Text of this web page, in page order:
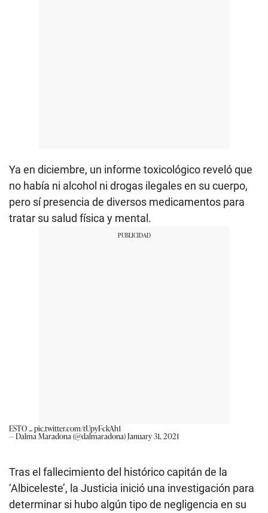
Ya en diciembre, un informe toxicológico reveló que
no había ni alcohol ni drogas ilegales en su cuerpo,
pero sí presencia de diversos medicamentos para
tratar su salud física y mental.
ESTO ...pic.twitter.com/tUpyFckAh1
— Dalma Maradona (@dalmaradona)January 31, 2021
Tras el fallecimiento del histórico capitán de la
‘Albiceleste’, la Justicia inició una investigación para
determinar si hubo algún tipo de negligencia en su